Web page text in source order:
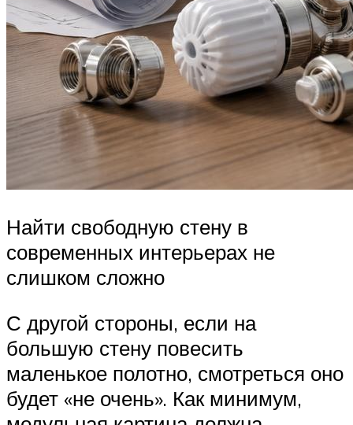
Найти свободную стену в
современных интерьерах не
слишком сложно
С другой стороны, если на
большую стену повесить
маленькое полотно, смотреться оно
будет «не очень». Как минимум,